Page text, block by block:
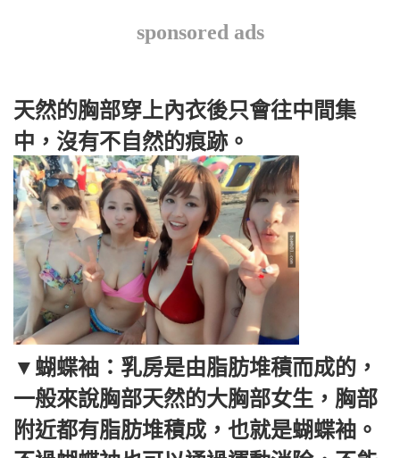
sponsored ads
天然的胸部穿上內衣後只會往中間集
中，沒有不自然的痕跡。
▼蝴蝶袖：乳房是由脂肪堆積而成的，
一般來說胸部天然的大胸部女生，胸部
附近都有脂肪堆積成，也就是蝴蝶袖。